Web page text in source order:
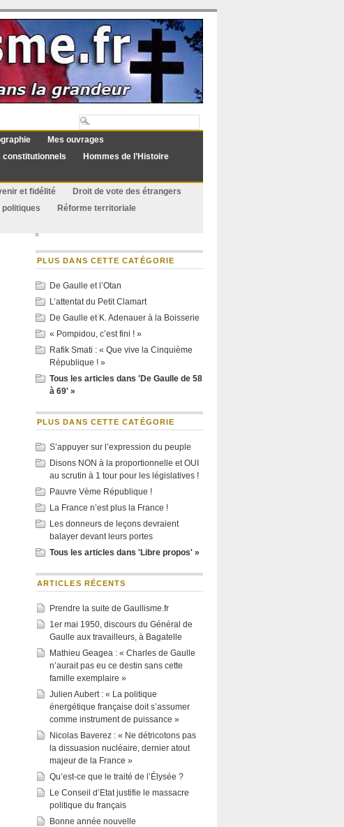
Mes ouvrages
constitutionnels
Hommes de l’Histoire
et fidélité
Droit de vote des étrangers
politiques
Réforme territoriale
PLUS DANS CETTE CATÉGORIE
De Gaulle et l’Otan
L’attentat du Petit Clamart
De Gaulle et K. Adenauer à la Boisserie
« Pompidou, c’est fini ! »
Rafik Smati : « Que vive la Cinquième
République ! »
Tous les articles dans 'De Gaulle de 58
à 69' »
PLUS DANS CETTE CATÉGORIE
S’appuyer sur l’expression du peuple
Disons NON à la proportionnelle et OUI
au scrutin à 1 tour pour les législatives !
Pauvre Vème République !
La France n’est plus la France !
Les donneurs de leçons devraient
balayer devant leurs portes
Tous les articles dans 'Libre propos' »
ARTICLES RÉCENTS
Prendre la suite de Gaullisme.fr
1er mai 1950, discours du Général de
Gaulle aux travailleurs, à Bagatelle
Mathieu Geagea : « Charles de Gaulle
n’aurait pas eu ce destin sans cette
famille exemplaire »
Julien Aubert : « La politique
énergétique française doit s’assumer
comme instrument de puissance »
Nicolas Baverez : « Ne détricotons pas
la dissuasion nucléaire, dernier atout
majeur de la France »
Qu’est-ce que le traité de l’Élysée ?
Le Conseil d’Etat justifie le massacre
politique du français
Bonne année nouvelle